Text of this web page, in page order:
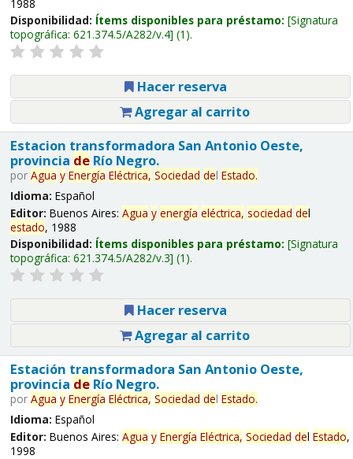
1988
Disponibilidad: Ítems disponibles para préstamo: Signatura
topográfica: 621.374.5/A282/v.4 (1).
Hacer reserva
Agregar al carrito
Estacion transformadora San Antonio Oeste,
provincia deRío Negro.
por Agua y Energía Eléctrica, Sociedad del Estado.
Idioma: Español
Editor: Buenos Aires: Agua y energía eléctrica, sociedad del
estado, 1988
Disponibilidad: Ítems disponibles para préstamo: Signatura
topográfica: 621.374.5/A282/v.3 (1).
Hacer reserva
Agregar al carrito
Estación transformadora San Antonio Oeste,
provincia deRío Negro.
por Agua y Energía Eléctrica, Sociedad del Estado.
Idioma: Español
Editor: Buenos Aires: Agua y Energía Eléctrica, Sociedad del Estado,
1998